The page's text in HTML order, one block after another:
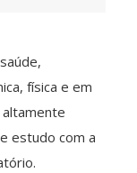
física e em
estudo com a